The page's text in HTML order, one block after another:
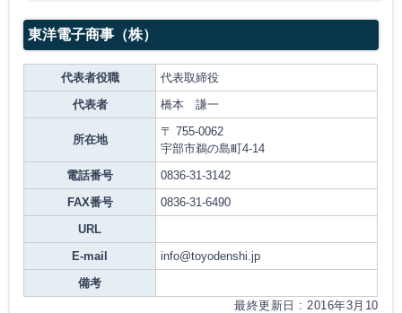
東洋電子商事（株）
代表者役職
代表取締役
代表者
橋本 謙一
所在地
〒 755-0062
宇部市鵜の島町4-14
電話番号
0836-31-3142
FAX番号
0836-31-6490
URL
E-mail
info@toyodenshi.jp
備考
最終更新日 : 2016年3月10